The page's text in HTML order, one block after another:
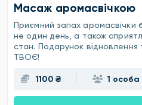
Масаж аромасвічкою
Приємний запах аромасвічки
не один день, а також
стан. Подарунок відновлення
ТВОЄ!
1100 ₴ 1 особа